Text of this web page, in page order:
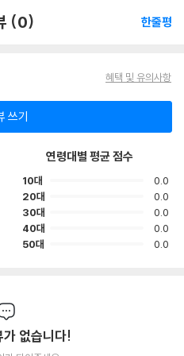
(0) 한줄평
혜택 및 유의사항
쓰기
연령대별 평균 점수
10대
0.0
20대
0.0
30대
0.0
40대
0.0
50대
0.0
없습니다!